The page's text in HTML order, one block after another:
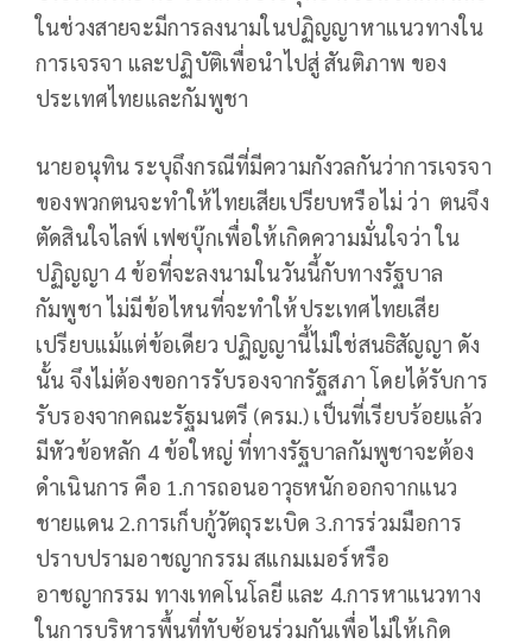
ในช่วงสายจะมีการลงนามในปฏิญญาหาแนวทางใน
การเจรจา และปฏิบัติเพื่อนำไปสู่ สันติภาพ ของ
ประเทศไทยและกัมพูชา
นายอนุทิน ระบุถึงกรณีที่มีความกังวลกันว่าการเจรจา
ของพวกตนจะทำให้ไทยเสียเปรียบหรือไม่ ว่า ตนจึง
ตัดสินใจไลฟ์ เฟซบุ๊กเพื่อให้เกิดความมั่นใจว่า ใน
ปฏิญญา 4 ข้อที่จะลงนามในวันนี้กับทางรัฐบาล
กัมพูชา ไม่มีข้อไหนที่จะทำให้ประเทศไทยเสีย
เปรียบแม้แต่ข้อเดียว ปฏิญญานี้ไม่ใช่สนธิสัญญา ดัง
นั้น จึงไม่ต้องขอการรับรองจากรัฐสภา โดยได้รับการ
รับรองจากคณะรัฐมนตรี (ครม.) เป็นที่เรียบร้อยแล้ว
มีหัวข้อหลัก 4 ข้อใหญ่ ที่ทางรัฐบาลกัมพูชาจะต้อง
ดำเนินการ คือ 1.การถอนอาวุธหนักออกจากแนว
ชายแดน 2.การเก็บกู้วัตถุระเบิด 3.การร่วมมือการ
ปราบปรามอาชญากรรม สแกมเมอร์หรือ
อาชญากรรม ทางเทคโนโลยี และ 4.การหาแนวทาง
ในการบริหารพื้นที่ทับซ้อนร่วมกันเพื่อไม่ให้เกิด